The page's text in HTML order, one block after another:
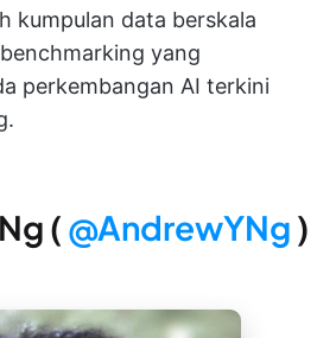
kumpulan data berskala
yang
perkembangan AI terkini
( @AndrewYNg )